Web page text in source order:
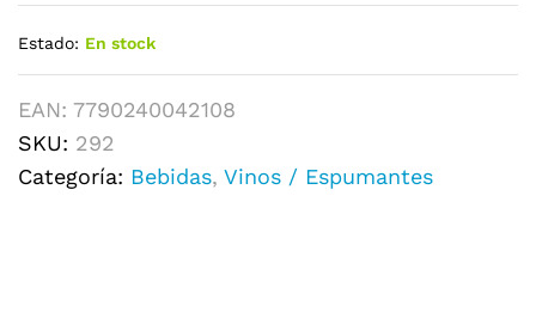
Estado: En stock
EAN: 7790240042108
SKU: 292
Categoría: Bebidas, Vinos / Espumantes